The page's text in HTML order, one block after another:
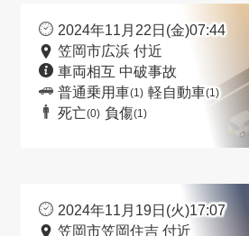
2024年11月22日(金)07:44
笠岡市広浜 付近
車両相互 中破事故
普通乗用車(1) 軽自動車(1)
死亡(0) 負傷(1)
2024年11月19日(火)17:07
笠岡市笠岡住吉 付近